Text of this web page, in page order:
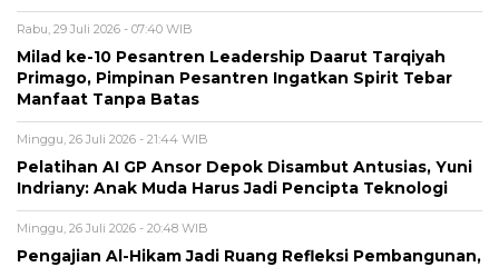
Rabu, 29 Juli 2026 - 07:40 WIB
Milad ke-10 Pesantren Leadership Daarut Tarqiyah
Primago, Pimpinan Pesantren Ingatkan Spirit Tebar
Manfaat Tanpa Batas
Minggu, 26 Juli 2026 - 21:44 WIB
Pelatihan AI GP Ansor Depok Disambut Antusias, Yuni
Indriany: Anak Muda Harus Jadi Pencipta Teknologi
Minggu, 26 Juli 2026 - 20:48 WIB
Pengajian Al-Hikam Jadi Ruang Refleksi Pembangunan,